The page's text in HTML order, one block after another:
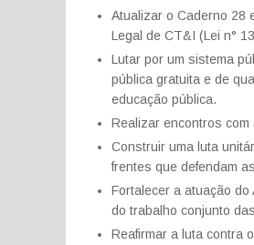
Atualizar o Caderno 28
Legal de CT&I (Lei n°
Lutar por um sistema
pública gratuita e de
educação pública.
Realizar encontros
Construir uma luta
frentes que defendam
Fortalecer a atuação
do trabalho conjunto
Reafirmar a luta contra